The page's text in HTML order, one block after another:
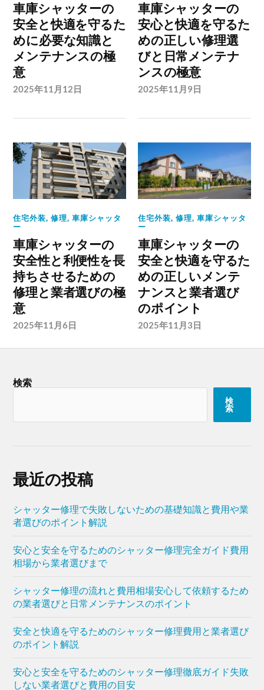
車庫シャッターの
安全と快適を守るた
めに必要な知識と
メンテナンスの極
意
2025年11月12日
車庫シャッターの
安心と快適を守るた
めの正しい修理選
びと日常メンテナ
ンスの極意
2025年11月9日
住宅外装,修理,車庫シャッタ
ー
車庫シャッターの
安全性と利便性を長
持ちさせるための
修理と業者選びの極
意
2025年11月6日
住宅外装,修理,車庫シャッタ
ー
車庫シャッターの
安全と快適を守るた
めの正しいメンテ
ナンスと業者選び
のポイント
2025年11月3日
検索
検
索
最近の投稿
シャッター修理で失敗しないための基礎知識と費用や業
者選びのポイント解説
安心と安全を守るためのシャッター修理完全ガイド費用
相場から業者選びまで
シャッター修理の流れと費用相場安心して依頼するため
の業者選びと日常メンテナンスのポイント
安全と快適を守るためのシャッター修理費用と業者選び
のポイント解説
安心と安全を守るためのシャッター修理徹底ガイド失敗
しない業者選びと費用の目安